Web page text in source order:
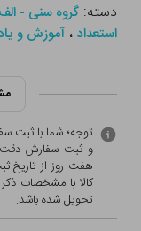
دسته:گروه سنی - الف ( 0 تا
استعداد ،آموزش و
توجه؛ شما با ثبت
و ثبت سفارش دقت
هفت روز از تاریخ
کالا با مشخصات
تحویل شده باشد.